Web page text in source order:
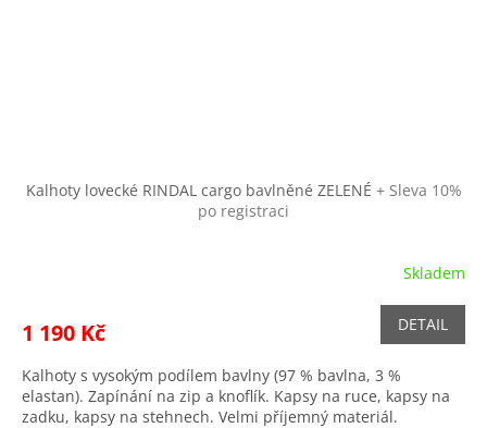
Kalhoty lovecké RINDAL cargo bavlněné ZELENÉ + Sleva 10%
po registraci
Skladem
1 190 Kč DETAIL
Kalhoty s vysokým podílem bavlny (97 % bavlna, 3 %
elastan). Zapínání na zip a knoflík. Kapsy na ruce, kapsy na
zadku, kapsy na stehnech. Velmi příjemný materiál.